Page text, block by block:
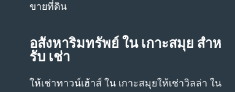
ขายที่ดิน
อสังหาริมทรัพย์ ใน เกาะสมุย สําห
รับ เช่า
ให้เช่าทาวน์เฮ้าส์ ใน เกาะสมุยให้เช่าวิลล่า ใน